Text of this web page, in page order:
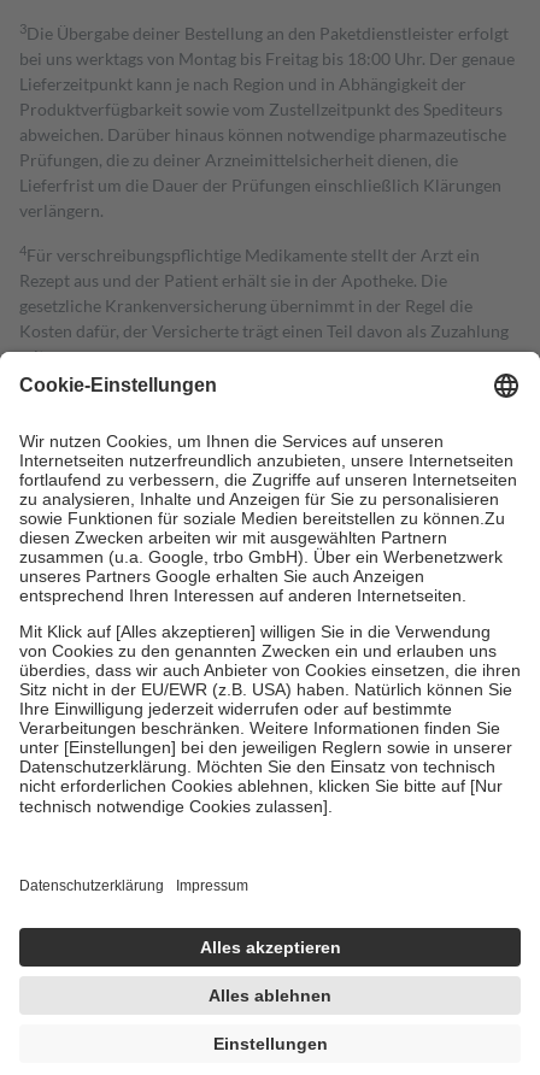
3Die Übergabe deiner Bestellung an den Paketdienstleister erfolgt
bei uns werktags von Montag bis Freitag bis 18:00 Uhr. Der genaue
Lieferzeitpunkt kann je nach Region und in Abhängigkeit der
Produktverfügbarkeit sowie vom Zustellzeitpunkt des Spediteurs
abweichen. Darüber hinaus können notwendige pharmazeutische
Prüfungen, die zu deiner Arzneimittelsicherheit dienen, die
Lieferfrist um die Dauer der Prüfungen einschließlich Klärungen
verlängern.
4Für verschreibungspflichtige Medikamente stellt der Arzt ein
Rezept aus und der Patient erhält sie in der Apotheke. Die
gesetzliche Krankenversicherung übernimmt in der Regel die
Kosten dafür, der Versicherte trägt einen Teil davon als Zuzahlung
mit.
Grundsätzlich leisten Mitglieder Zuzahlungen in Höhe von zehn
höchstens zehn Euro.
Es sind jedoch nie mehr als die tatsächlichen
Kosten der Leistung zu entrichten.
Diese Regeln gelten grundsätzlich auch für Online-Apotheken.
Bei Heilmitteln und häuslicher Krankenpflege beträgt die
Zuzahlung zehn Prozent der Kosten sowie zehn Euro je
Verordnung.
Um das Engagement der Versicherten für ihre eigene Gesundheit zu
stärken und die besondere Stellung der Familie zu unterstützen,
fallenkeine Zuzahlungenan bei:
• Kindern und Jugendlichen bis zum vollendeten 18. Lebensjahr
mit Ausnahme der Fahrkosten
• Untersuchungen zur Vorsorge und Früherkennung, die von der
GKV getragen werden
• empfohlenen Schutzimpfungen
• Harn- und Blutteststreifen
getroffen, um sicherzustellen, dass es sich um echte Bewertungen
https://help.etrusted.com/hc/de/articles/4419944605341
Einige Bilder und Inhalte wurden unter Zuhilfenahme künstlicher